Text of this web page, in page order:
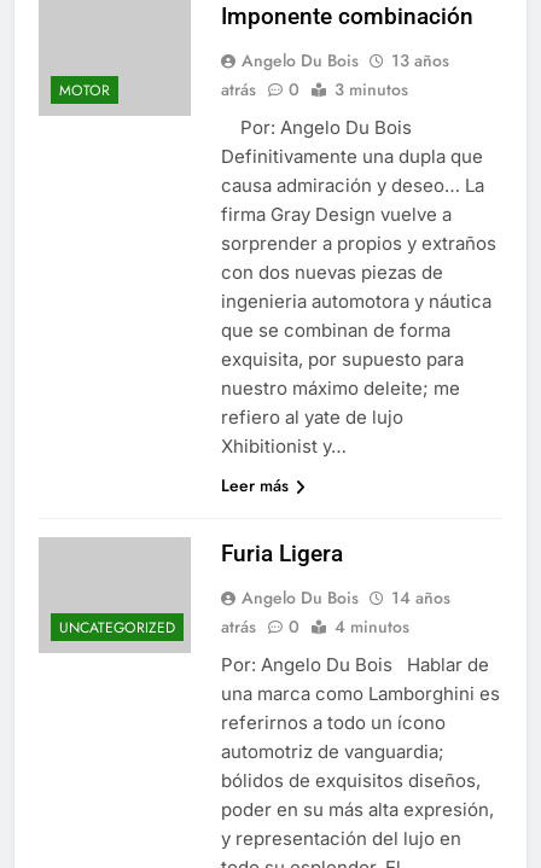
MOTOR
Imponente combinación
Angelo Du Bois
13 años
atrás
0 3 minutos
Por: Angelo Du Bois
Definitivamente una dupla que
causa admiración y deseo… La
firma Gray Design vuelve a
sorprender a propios y extraños
con dos nuevas piezas de
ingenieria automotora y náutica
que se combinan de forma
exquisita, por supuesto para
nuestro máximo deleite; me
refiero al yate de lujo
Xhibitionist y…
Leer más
UNCATEGORIZED
Furia Ligera
Angelo Du Bois
14 años
atrás
0 4 minutos
Por: Angelo Du Bois Hablar de
una marca como Lamborghini es
referirnos a todo un ícono
automotriz de vanguardia;
bólidos de exquisitos diseños,
poder en su más alta expresión,
y representación del lujo en